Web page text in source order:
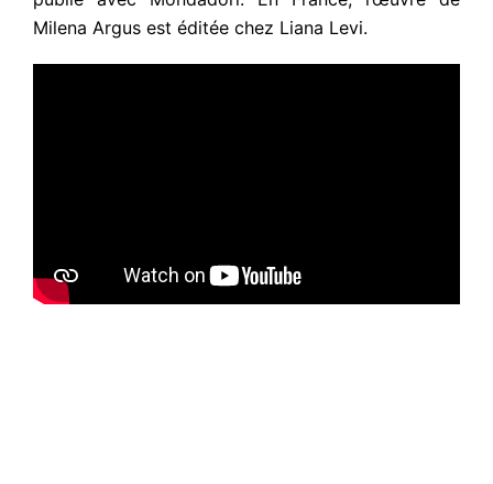
Milena Argus est éditée chez Liana Levi.